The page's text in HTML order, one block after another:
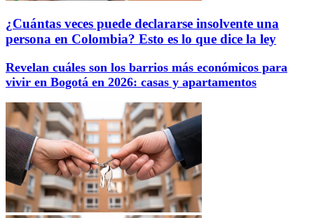
¿Cuántas veces puede declararse insolvente una
persona en Colombia? Esto es lo que dice la ley
Revelan cuáles son los barrios más económicos para
vivir en Bogotá en 2026: casas y apartamentos